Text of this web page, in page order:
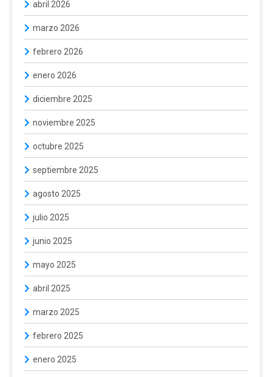
abril 2026
marzo 2026
febrero 2026
enero 2026
diciembre 2025
noviembre 2025
octubre 2025
septiembre 2025
agosto 2025
julio 2025
junio 2025
mayo 2025
abril 2025
marzo 2025
febrero 2025
enero 2025